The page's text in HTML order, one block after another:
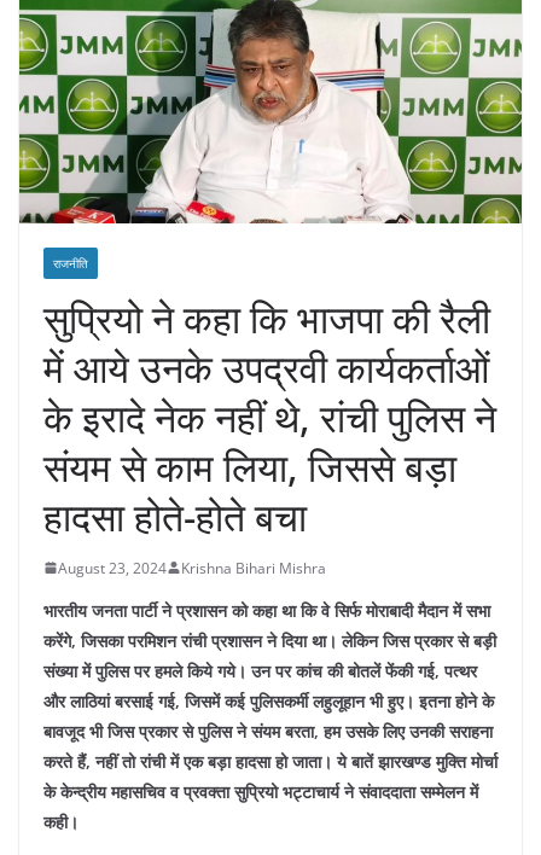
राजनीति
सुप्रियो ने कहा कि भाजपा की रैली
में आये उनके उपद्रवी कार्यकर्ताओं
के इरादे नेक नहीं थे, रांची पुलिस ने
संयम से काम लिया, जिससे बड़ा
हादसा होते-होते बचा
August 23, 2024 Krishna Bihari Mishra
भारतीय जनता पार्टी ने प्रशासन को कहा था कि वे सिर्फ मोराबादी मैदान में सभा
करेंगे, जिसका परमिशन रांची प्रशासन ने दिया था। लेकिन जिस प्रकार से बड़ी
संख्या में पुलिस पर हमले किये गये। उन पर कांच की बोतलें फेंकी गई, पत्थर
और लाठियां बरसाई गई, जिसमें कई पुलिसकर्मी लहुलूहान भी हुए। इतना होने के
बावजूद भी जिस प्रकार से पुलिस ने संयम बरता, हम उसके लिए उनकी सराहना
करते हैं, नहीं तो रांची में एक बड़ा हादसा हो जाता। ये बातें झारखण्ड मुक्ति मोर्चा
के केन्द्रीय महासचिव व प्रवक्ता सुप्रियो भट्टाचार्य ने संवाददाता सम्मेलन में
कही।